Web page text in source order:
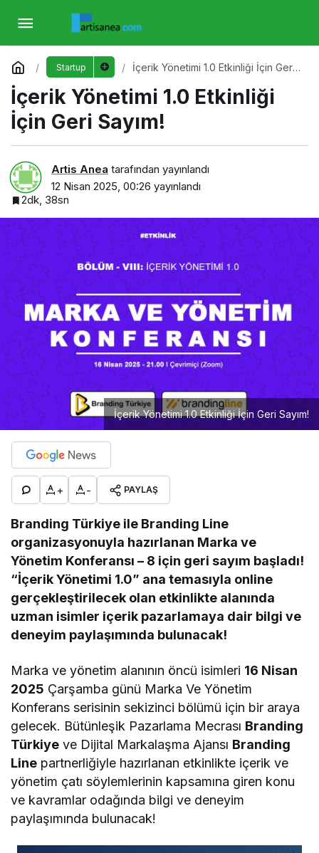
Startup
İçerik Yönetimi 1.0 Etkinliği İçin Geri
İçerik Yönetimi 1.0 Etkinliği
İçin Geri Sayım!
Artis Anea tarafından yayınlandı
12 Nisan 2025, 00:26 yayınlandı
2dk, 38sn
İçerik Yönetimi 1.0 Etkinliği İçin Geri Sayım!
+ - PAYLAŞ
Branding Türkiye ile Branding Line
organizasyonuyla hazırlanan Marka ve
Yönetim Konferansı – 8 için geri sayım başladı!
“İçerik Yönetimi 1.0” ana temasıyla online
gerçekleştirilecek olan etkinlikte alanında
uzman isimler içerik pazarlamaya dair bilgi ve
deneyim paylaşımında bulunacak!
Marka ve yönetim alanının öncü isimleri 16 Nisan
2025 Çarşamba günü Marka Ve Yönetim
Konferans serisinin sekizinci bölümü için bir araya
gelecek. Bütünleşik Pazarlama Mecrası Branding
Türkiye ve Dijital Markalaşma Ajansı Branding
Line partnerliğiyle hazırlanan etkinlikte içerik ve
yönetim çatı söylemlerinin kapsamına giren konu
ve kavramlar odağında bilgi ve deneyim
paylaşımında bulunacak!
İçerik Yönetimi 1.0 Etkinliği İçin Geri Sayım!
Yorum Yap